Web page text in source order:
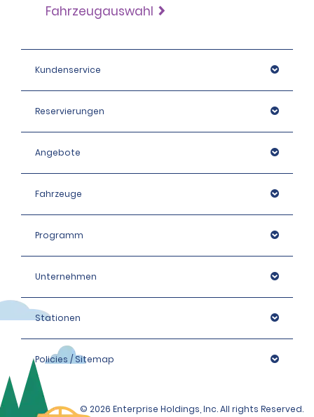
Fahrzeugauswahl
Kundenservice
Reservierungen
Angebote
Fahrzeuge
Programm
Unternehmen
Stationen
Policies / Sitemap
© 2026 Enterprise Holdings, Inc. All rights Reserved.